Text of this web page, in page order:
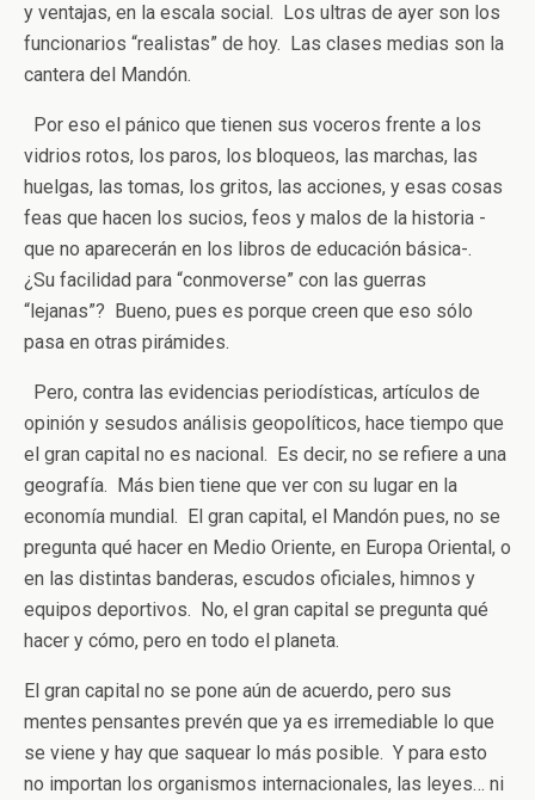
y ventajas, en la escala social. Los ultras de ayer son los
funcionarios “realistas” de hoy. Las clases medias son la
cantera del Mandón.
Por eso el pánico que tienen sus voceros frente a los
vidrios rotos, los paros, los bloqueos, las marchas, las
huelgas, las tomas, los gritos, las acciones, y esas cosas
feas que hacen los sucios, feos y malos de la historia -
que no aparecerán en los libros de educación básica-.
¿Su facilidad para “conmoverse” con las guerras
“lejanas”? Bueno, pues es porque creen que eso sólo
pasa en otras pirámides.
Pero, contra las evidencias periodísticas, artículos de
opinión y sesudos análisis geopolíticos, hace tiempo que
el gran capital no es nacional. Es decir, no se refiere a una
geografía. Más bien tiene que ver con su lugar en la
economía mundial. El gran capital, el Mandón pues, no se
pregunta qué hacer en Medio Oriente, en Europa Oriental, o
en las distintas banderas, escudos oficiales, himnos y
equipos deportivos. No, el gran capital se pregunta qué
hacer y cómo, pero en todo el planeta.
El gran capital no se pone aún de acuerdo, pero sus
mentes pensantes prevén que ya es irremediable lo que
se viene y hay que saquear lo más posible. Y para esto
no importan los organismos internacionales, las leyes… ni